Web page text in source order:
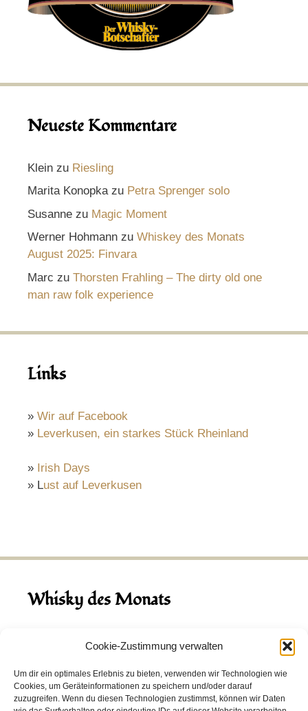
Cookie-Zustimmung verwalten
Um dir ein optimales Erlebnis zu bieten, verwenden wir Technologien wie
Cookies, um Geräteinformationen zu speichern und/oder darauf
zuzugreifen. Wenn du diesen Technologien zustimmst, können wir Daten
Neueste Kommentare
Klein zu Riesling
Marita Konopkazu Petra Sprenger solo
Susanne zu Magic Moment
Werner Hohmann zu Whiskey des Monats
August 2025: Finvara
Marc zu Thorsten Frahling – The dirty old one
man raw folk experience
Links
» Wir auf Facebook
» Leverkusen, ein starkes Stück Rheinland
» Irish Days
» Lust auf Leverkusen
Whisky des Monats
August 2026
Hinch Double Wood
Destillerie:Hinch(Irland)
Single Malt, 43.0%